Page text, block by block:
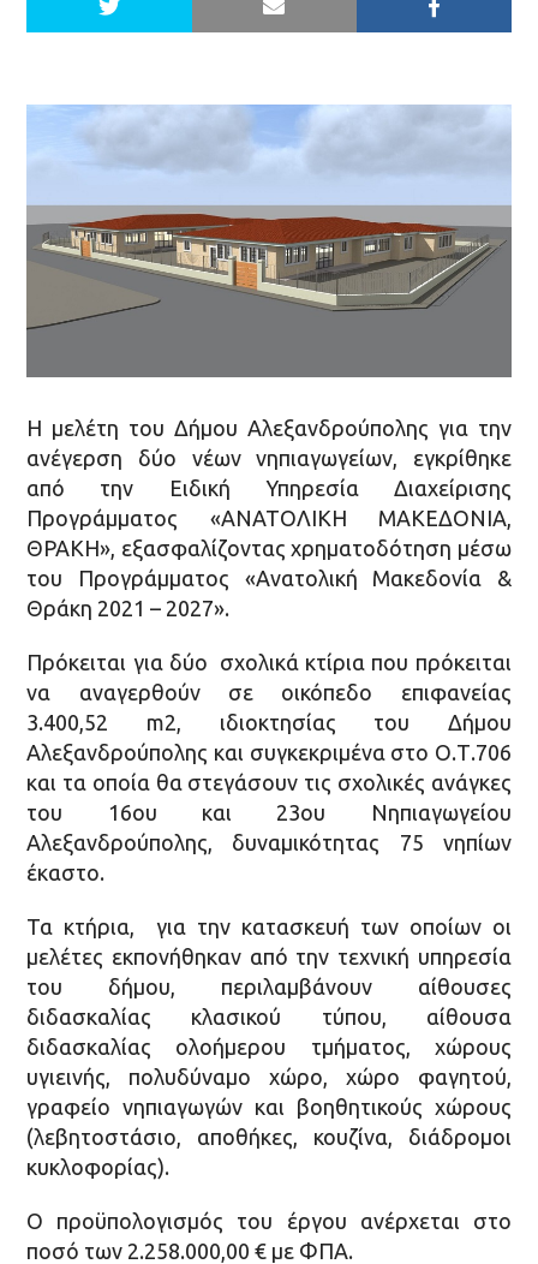
Η μελέτη του Δήμου Αλεξανδρούπολης για την
ανέγερση δύο νέων νηπιαγωγείων, εγκρίθηκε​​
από​​ την Ειδική Υπηρεσία​​ Διαχείρισης
Προγράμματος «ΑΝΑΤΟΛΙΚΗ ΜΑΚΕΔΟΝΙΑ,
ΘΡΑΚΗ»,​​ εξασφαλίζοντας χρηματοδότηση μέσω
του Προγράμματος «Ανατολική Μακεδονία &
Θράκη​​ 2021 – 2027».​​
Πρόκειται​​ για δύο σχολικά κτίρια που πρόκειται
να αναγερθούν σε οικόπεδο επιφανείας
3.400,52 m2, ιδιοκτησίας του Δήμου
Αλεξανδρούπολης και συγκεκριμένα στο Ο.Τ.706
και​​ τα οποία θα στεγάσουν τις σχολικές ανάγκες
του 16ου και 23ου Νηπιαγωγείου
Αλεξανδρούπολης, δυναμικότητας 75 νηπίων
έκαστο.​​
Τα κτήρια,​​ ​​ για την κατασκευή των οποίων​​ οι
μελέτες​​ εκπονήθηκαν από την​​ τεχνική υπηρεσία
του δήμου,​​ περιλαμβάνουν αίθουσες
διδασκαλίας κλασικού τύπου, αίθουσα
διδασκαλίας ολοήμερου τμήματος, χώρους​​
υγιεινής, πολυδύναμο χώρο, χώρο φαγητού,
γραφείο νηπιαγωγών και βοηθητικούς χώρους
(λεβητοστάσιο, αποθήκες, κουζίνα, διάδρομοι
κυκλοφορίας).
Ο προϋπολογισμός του έργου ανέρχεται στο
ποσό των 2.258.000,00 € με ΦΠΑ.​​